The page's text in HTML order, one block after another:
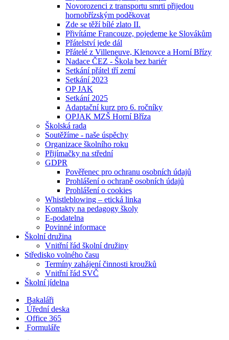
Novorozenci z transportu smrti přijedou
hornobřízským poděkovat
Zde se těží bílé zlato II.
Přivítáme Francouze, pojedeme ke Slovákům
Přátelství jede dál
Přátelé z Villeneuve, Klenovce a Horní Břízy
Nadace ČEZ - Škola bez bariér
Setkání přátel tří zemí
Setkání 2023
OP JAK
Setkání 2025
Adaptační kurz pro 6. ročníky
OPJAK MZŠ Horní Bříza
Školská rada
Soutěžíme - naše úspěchy
Organizace školního roku
Přijímačky na střední
GDPR
Pověřenec pro ochranu osobních údajů
Prohlášení o ochraně osobních údajů
Prohlášení o cookies
Whistleblowing – etická linka
Kontakty na pedagogy školy
E-podatelna
Povinné informace
Školní družina
Vnitřní řád školní družiny
Středisko volného času
Termíny zahájení činnosti kroužků
Vnitřní řád SVČ
Školní jídelna
Bakaláři
Úřední deska
Office 365
Formuláře